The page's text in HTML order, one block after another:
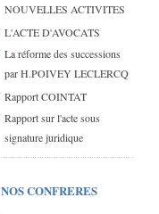
NOUVELLES ACTIVITES
L'ACTE D'AVOCATS
La réforme des successions
par H.POIVEY LECLERCQ
Rapport COINTAT
Rapport sur l'acte sous
signature juridique
NOS CONFRERES